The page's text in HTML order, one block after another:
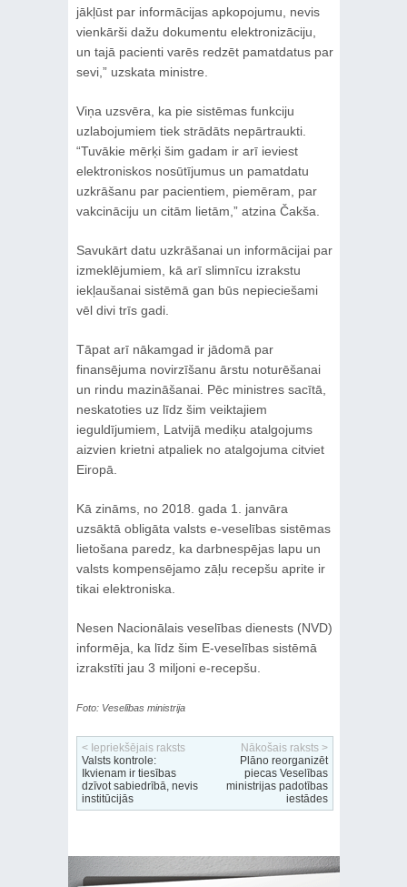
jākļūst par informācijas apkopojumu, nevis
vienkārši dažu dokumentu elektronizāciju,
un tajā pacienti varēs redzēt pamatdatus par
sevi,” uzskata ministre.
Viņa uzsvēra, ka pie sistēmas funkciju
uzlabojumiem tiek strādāts nepārtraukti.
“Tuvākie mērķi šim gadam ir arī ieviest
elektroniskos nosūtījumus un pamatdatu
uzkrāšanu par pacientiem, piemēram, par
vakcināciju un citām lietām,” atzina Čakša.
Savukārt datu uzkrāšanai un informācijai par
izmeklējumiem, kā arī slimnīcu izrakstu
iekļaušanai sistēmā gan būs nepieciešami
vēl divi trīs gadi.
Tāpat arī nākamgad ir jādomā par
finansējuma novirzīšanu ārstu noturēšanai
un rindu mazināšanai. Pēc ministres sacītā,
neskatoties uz līdz šim veiktajiem
ieguldījumiem, Latvijā mediķu atalgojums
aizvien krietni atpaliek no atalgojuma citviet
Eiropā.
Kā zināms, no 2018. gada 1. janvāra
uzsāktā obligāta valsts e-veselības sistēmas
lietošana paredz, ka darbnespējas lapu un
valsts kompensējamo zāļu recepšu aprite ir
tikai elektroniska.
Nesen Nacionālais veselības dienests (NVD)
informēja, ka līdz šim E-veselības sistēmā
izrakstīti jau 3 miljoni e-recepšu.
Foto: Veselības ministrija
< Iepriekšējais raksts
Valsts kontrole:
Ikvienam ir tiesības
dzīvot sabiedrībā, nevis
institūcijās
Nākošais raksts >
Plāno reorganizēt
piecas Veselības
ministrijas padotības
iestādes